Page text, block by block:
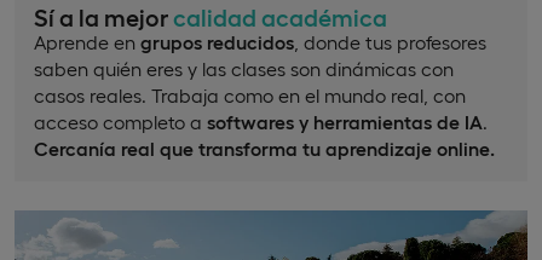
Sí a la mejorcalidad académica
Aprende en grupos reducidos , donde tus profesores
saben quién eres y las clases son dinámicas con
casos reales. Trabaja como en el mundo real, con
acceso completo a softwares y herramientas de IA.
Cercanía real que transforma tu aprendizaje online.